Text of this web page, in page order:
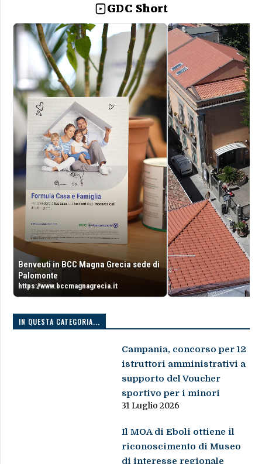
GDC Short
Benveuti in BCC Magna Grecia sede di
Palomonte
https://www.bccmagnagrecia.it
IN QUESTA CATEGORIA...
Campania, concorso per 12
istruttori amministrativi a
supporto del Voucher
sportivo per i minori
31 Luglio 2026
Il MOA di Eboli ottiene il
riconoscimento di Museo
di interesse regionale